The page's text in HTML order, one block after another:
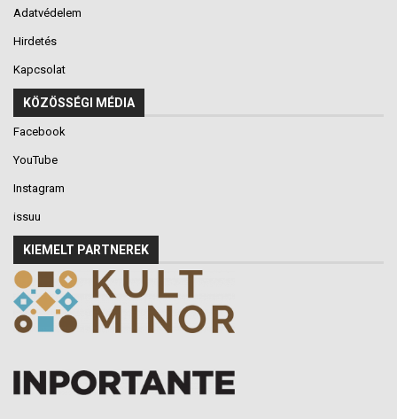
Adatvédelem
Hirdetés
Kapcsolat
KÖZÖSSÉGI MÉDIA
Facebook
YouTube
Instagram
issuu
KIEMELT PARTNEREK